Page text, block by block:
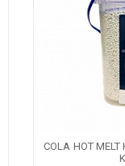
COLA HOT